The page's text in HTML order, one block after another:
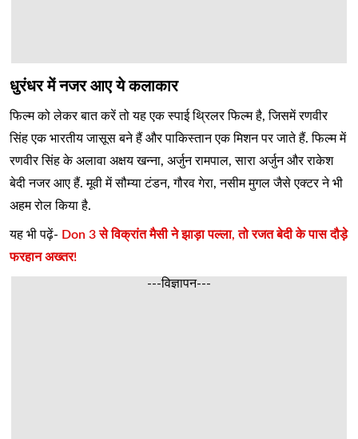
धुरंधर में नजर आए ये कलाकार
फिल्म को लेकर बात करें तो यह एक स्पाई थ्रिलर फिल्म है, जिसमें रणवीर
सिंह एक भारतीय जासूस बने हैं और पाकिस्तान एक मिशन पर जाते हैं. फिल्म में
रणवीर सिंह के अलावा अक्षय खन्ना, अर्जुन रामपाल, सारा अर्जुन और राकेश
बेदी नजर आए हैं. मूवी में सौम्या टंडन, गौरव गेरा, नसीम मुगल जैसे एक्टर ने भी
अहम रोल किया है.
यह भी पढ़ें- Don 3 से विक्रांत मैसी ने झाड़ा पल्ला, तो रजत बेदी के पास दौड़े
फरहान अख्तर!
---विज्ञापन---